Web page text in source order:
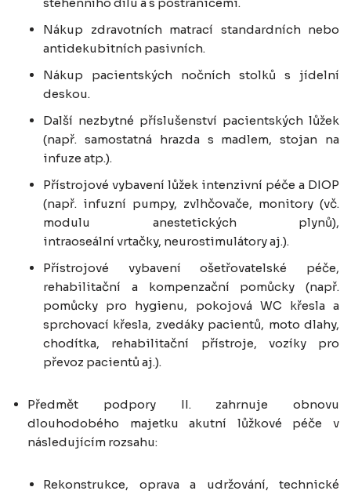
Nákup zdravotních matrací standardních nebo
antidekubitních pasivních.
Nákup pacientských nočních stolků s jídelní
deskou.
Další nezbytné příslušenství pacientských lůžek
(např. samostatná hrazda s madlem, stojan na
infuze atp.).
Přístrojové vybavení lůžek intenzivní péče a DIOP
(např. infuzní pumpy, zvlhčovače, monitory (vč.
modulu anestetických plynů),
intraoseální vrtačky, neurostimulátory aj.).
Přístrojové vybavení ošetřovatelské péče,
rehabilitační a kompenzační pomůcky (např.
pomůcky pro hygienu, pokojová WC křesla a
sprchovací křesla, zvedáky pacientů, moto dlahy,
chodítka, rehabilitační přístroje, vozíky pro
převoz pacientů aj.).
Předmět podpory II. zahrnuje obnovu
dlouhodobého majetku akutní lůžkové péče v
následujícím rozsahu:
Rekonstrukce, oprava a udržování, technické